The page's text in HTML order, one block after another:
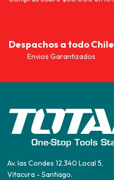
Despachos a todo Chile
Envios Garantizados
Av. las Condes 12.340 Local 5,
Vitacura - Santiago.